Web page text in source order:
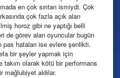
en çok sırıtan ismiydi. Çok
çok fazla açık alan
horoz gibi ne yaptığı belli
de görev alan oyuncular bugün
hataları ise evlere şenlikti.
bir şeyler yapmak için
takım olarak kötü bir performans
aldılar.